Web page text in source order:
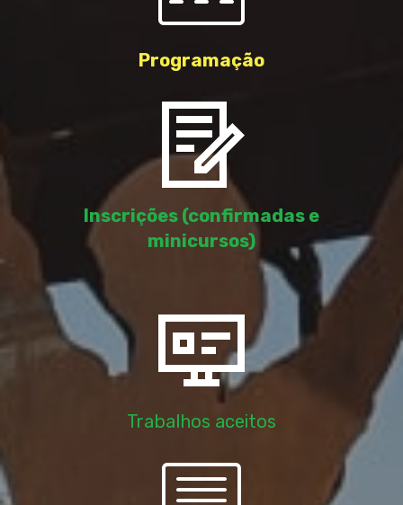
Programação
Inscrições (confirmadas e
minicursos)
Trabalhos aceitos